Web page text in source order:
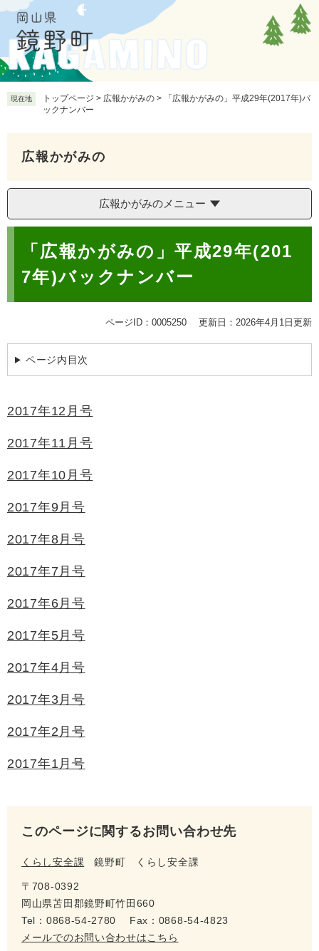
先
頭
を
飛
現在地 トップページ > 広報かがみの >
「広報かがみの」平成29年(2017年)バ
ックナンバー
広報かがみの
広報かがみのメニュー
「広報かがみの」平成29年(201
7年)バックナンバー
ページID：0005250 更新日：2026年4月1日更新
ページ内目次
2017年12月号
2017年11月号
2017年10月号
2017年9月号
2017年8月号
2017年7月号
2017年6月号
2017年5月号
2017年4月号
2017年3月号
2017年2月号
2017年1月号
このページに関するお問い合わせ先
くらし安全課 鏡野町 くらし安全課
〒708-0392
岡山県苫田郡鏡野町竹田660
Tel：0868-54-2780
Fax：0868-54-4823
メールでのお問い合わせはこちら